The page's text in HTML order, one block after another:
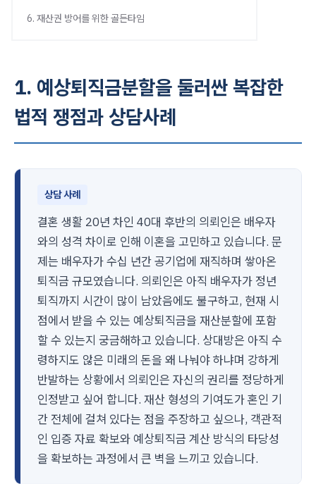
6. 재산권 방어를 위한 골든타임
1. 예상퇴직금분할을 둘러싼 복잡한
법적 쟁점과 상담사례
상담 사례
결혼 생활 20년 차인 40대 후반의 의뢰인은 배우자
와의 성격 차이로 인해 이혼을 고민하고 있습니다. 문
제는 배우자가 수십 년간 공기업에 재직하며 쌓아온
퇴직금 규모였습니다. 의뢰인은 아직 배우자가 정년
퇴직까지 시간이 많이 남았음에도 불구하고, 현재 시
점에서 받을 수 있는 예상퇴직금을 재산분할에 포함
할 수 있는지 궁금해하고 있습니다. 상대방은 아직 수
령하지도 않은 미래의 돈을 왜 나눠야 하냐며 강하게
반발하는 상황에서 의뢰인은 자신의 권리를 정당하게
인정받고 싶어 합니다. 재산 형성의 기여도가 혼인 기
간 전체에 걸쳐 있다는 점을 주장하고 싶으나, 객관적
인 입증 자료 확보와 예상퇴직금 계산 방식의 타당성
을 확보하는 과정에서 큰 벽을 느끼고 있습니다.